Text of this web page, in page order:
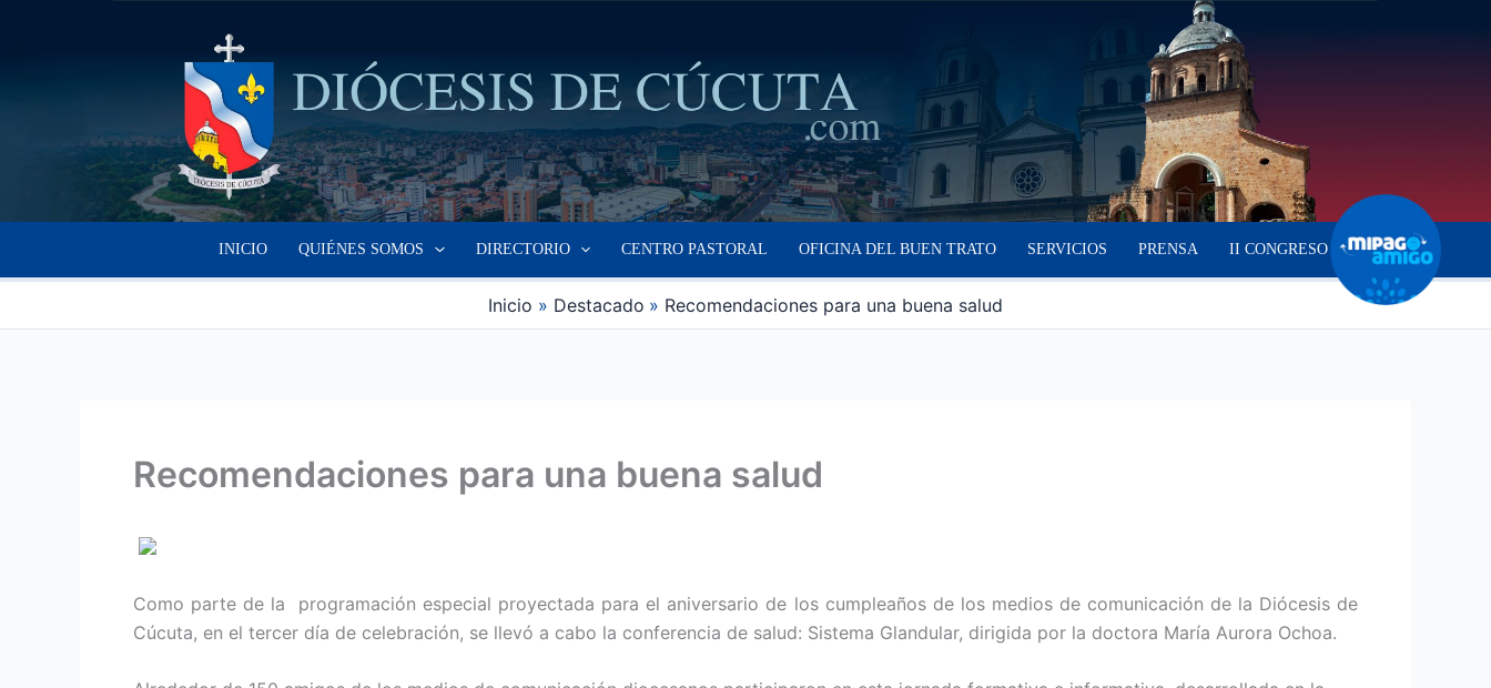
INICIO QUIÉNES SOMOS DIRECTORIO CENTRO PASTORAL OFICINA DEL BUEN TRATO SERVICIOS PRENSA II CONGRESO
Inicio Destacado Recomendaciones para una buena salud
Recomendaciones para una buena salud
Como parte de la programación especial proyectada para el aniversario de los cumpleaños de los medios de comunicación de la Diócesis de
Cúcuta, en el tercer día de celebración, se llevó a cabo la conferencia de salud: Sistema Glandular, dirigida por la doctora María Aurora Ochoa.